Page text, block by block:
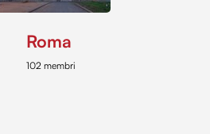
Roma
102 membri